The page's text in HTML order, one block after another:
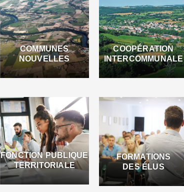
COMMUNES
NOUVELLES
COOPÉRATION
INTERCOMMUNALE
FONCTION PUBLIQUE
TERRITORIALE
FORMATIONS
DES ÉLUS